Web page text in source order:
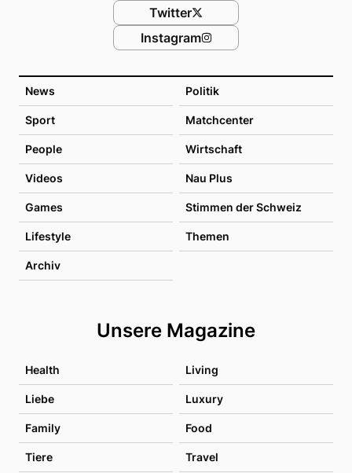
News Politik
Sport Matchcenter
People Wirtschaft
Videos Nau Plus
Games Stimmen der Schweiz
Lifestyle Themen
Archiv
Unsere Magazine
Health Living
Liebe Luxury
Family Food
Tiere Travel
Twitter
Instagram